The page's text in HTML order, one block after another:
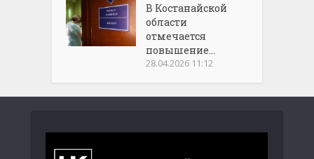
В Костанайской
области
отмечается
повышение...
28.04.2026 11:12